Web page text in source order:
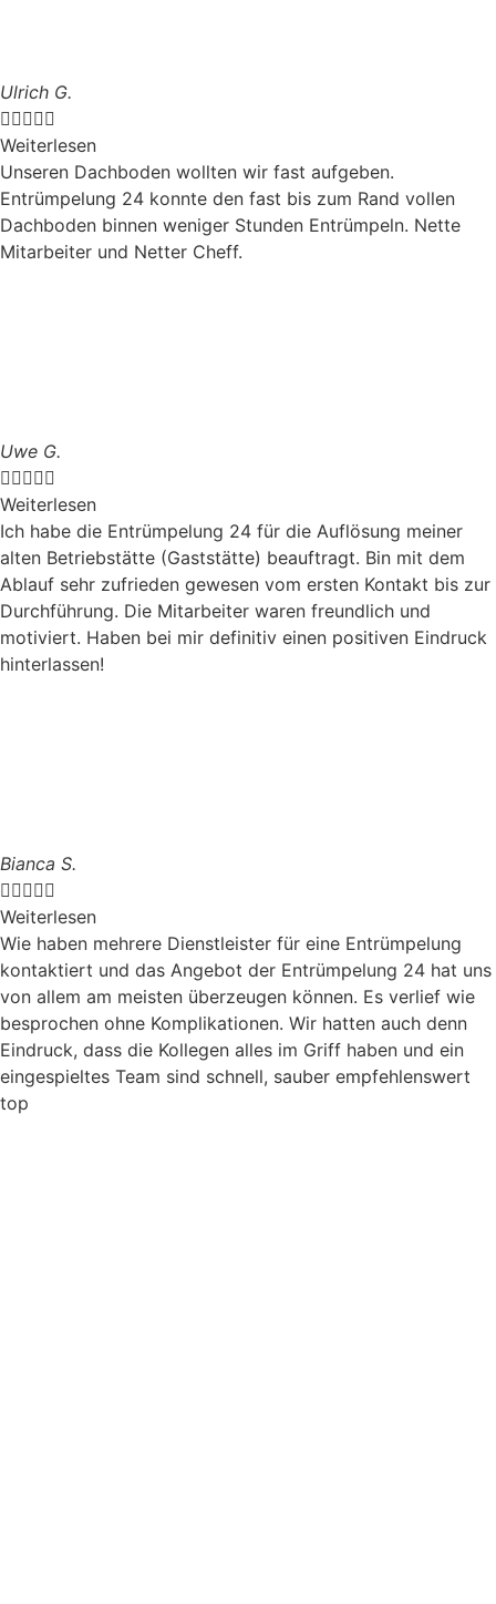
Ulrich G.

Weiterlesen
Unseren Dachboden wollten wir fast aufgeben.
Entrümpelung 24 konnte den fast bis zum Rand vollen
Dachboden binnen weniger Stunden Entrümpeln. Nette
Mitarbeiter und Netter Cheff.
Uwe G.

Weiterlesen
Ich habe die Entrümpelung 24 für die Auflösung meiner
alten Betriebstätte (Gaststätte) beauftragt. Bin mit dem
Ablauf sehr zufrieden gewesen vom ersten Kontakt bis zur
Durchführung. Die Mitarbeiter waren freundlich und
motiviert. Haben bei mir definitiv einen positiven Eindruck
hinterlassen!
Bianca S.

Weiterlesen
Wie haben mehrere Dienstleister für eine Entrümpelung
kontaktiert und das Angebot der Entrümpelung 24 hat uns
von allem am meisten überzeugen können. Es verlief wie
besprochen ohne Komplikationen. Wir hatten auch denn
Eindruck, dass die Kollegen alles im Griff haben und ein
eingespieltes Team sind schnell, sauber empfehlenswert
top